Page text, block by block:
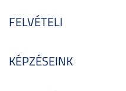
FELVÉTELI
KÉPZÉSEINK